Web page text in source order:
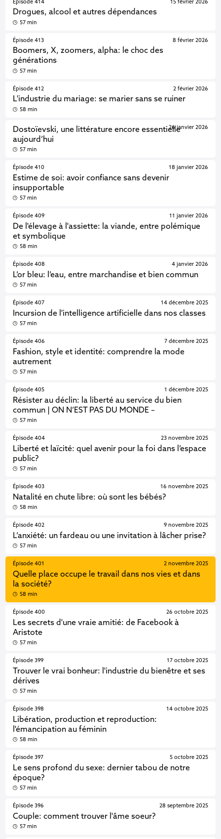
Épisode 414
Drogues, alcool et autres dépendances
15 février 2026
57 min
Épisode 413
Boomers, X, zoomers, alpha: le choc des
générations
8 février 2026
57 min
Épisode 412
L'industrie du mariage: se marier sans se ruiner
2 février 2026
58 min
Dostoïevski, une littérature encore essentielle
aujourd’hui
26 janvier 2026
57 min
Épisode 410
Estime de soi: avoir confiance sans devenir
insupportable
18 janvier 2026
57 min
Épisode 409
De l'élevage à l'assiette: la viande, entre polémique
et symbolique
11 janvier 2026
58 min
Épisode 408
L’or bleu: l’eau, entre marchandise et bien commun
4 janvier 2026
57 min
Épisode 407
Incursion de l'intelligence artificielle dans nos classes
14 décembre 2025
57 min
Épisode 406
Fashion, style et identité: comprendre la mode
autrement
7 décembre 2025
57 min
Épisode 405
Résister au déclin: la liberté au service du bien
commun | ON N’EST PAS DU MONDE –
1 décembre 2025
57 min
Épisode 404
Liberté et laïcité: quel avenir pour la foi dans l’espace
public?
23 novembre 2025
57 min
Épisode 403
Natalité en chute libre: où sont les bébés?
16 novembre 2025
58 min
Épisode 402
L’anxiété: un fardeau ou une invitation à lâcher prise?
9 novembre 2025
57 min
Épisode 401
Quelle place occupe le travail dans nos vies et dans
la société?
2 novembre 2025
58 min
Épisode 400
Les secrets d'une vraie amitié: de Facebook à
Aristote
26 octobre 2025
57 min
Épisode 399
Trouver le vrai bonheur: l'industrie du bienêtre et ses
dérives
17 octobre 2025
57 min
Épisode 398
Libération, production et reproduction:
l'émancipation au féminin
14 octobre 2025
58 min
Épisode 397
Le sens profond du sexe: dernier tabou de notre
époque?
5 octobre 2025
57 min
Épisode 396
Couple: comment trouver l'âme soeur?
28 septembre 2025
57 min